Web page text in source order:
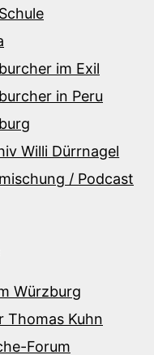
im Exil
in Peru
Willi Dürrnagel
/ Podcast
Würzburg
Thomas Kuhn
Forum